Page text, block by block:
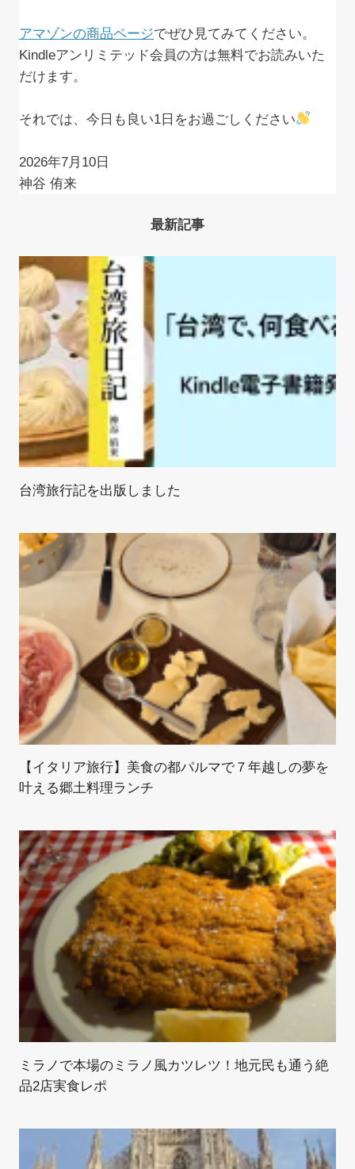
アマゾンの商品ページでぜひ見てみてください。
Kindleアンリミテッド会員の方は無料でお読みいた
だけます。
それでは、今日も良い1日をお過ごしください
2026年7月10日
神谷 侑来
最新記事
台湾旅行記を出版しました
【イタリア旅行】美食の都パルマで７年越しの夢を
叶える郷土料理ランチ
ミラノで本場のミラノ風カツレツ！地元民も通う絶
品2店実食レポ